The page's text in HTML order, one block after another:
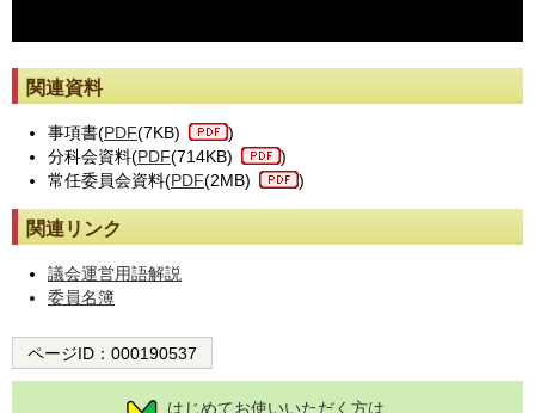
関連資料
事項書(PDF(7KB)
)
分科会資料(PDF(714KB)
)
常任委員会資料(PDF(2MB) )
関連リンク
議会運営用語解説
委員名簿
ページID： 000190537
はじめてお使いいただく方は、